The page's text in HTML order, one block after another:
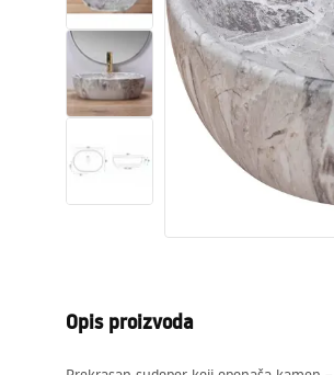
Kade i paravani
Miješalice, pipe, slavine
Tuševi
Opis proizvoda